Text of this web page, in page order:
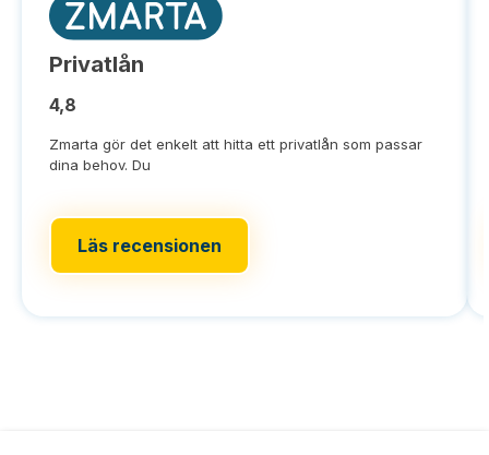
Privatlån
4,8
Zmarta gör det enkelt att hitta ett privatlån som passar
dina behov. Du
Läs recensionen